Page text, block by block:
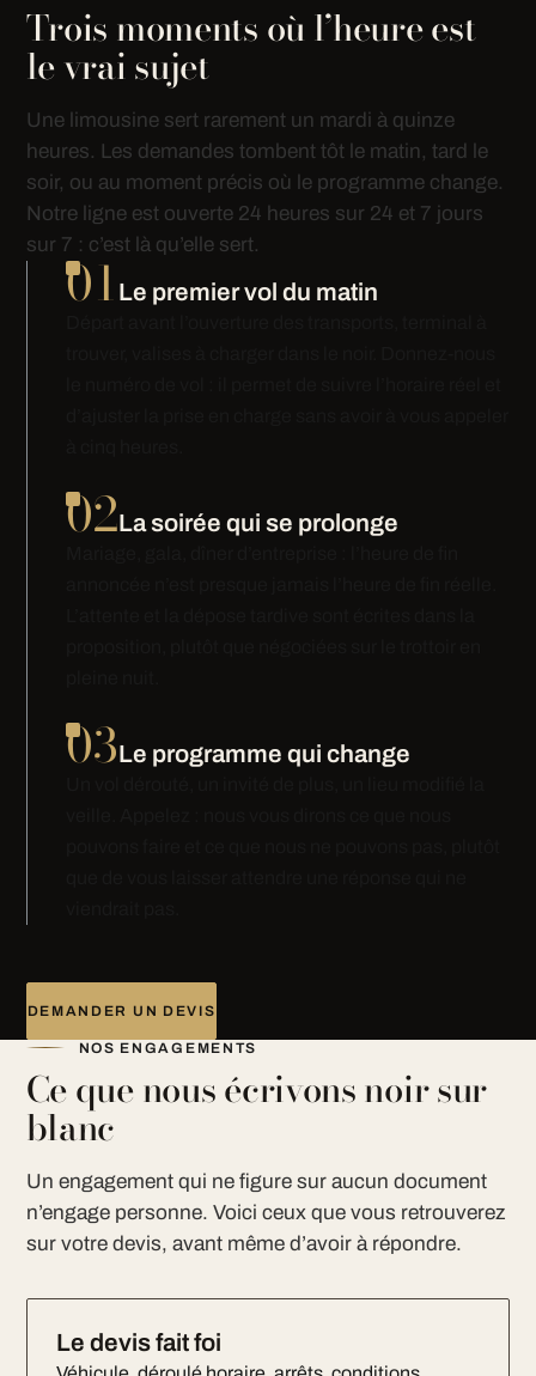
Trois moments où l’heure est
le vrai sujet
Une limousine sert rarement un mardi à quinze
heures. Les demandes tombent tôt le matin, tard le
soir, ou au moment précis où le programme change.
Notre ligne est ouverte 24 heures sur 24 et 7 jours
sur 7 : c’est là qu’elle sert.
01 Le premier vol du matin
02La soirée qui se prolonge
03Le programme qui change
DEMANDER UN DEVIS
NOS ENGAGEMENTS
Ce que nous écrivons noir sur
blanc
Un engagement qui ne figure sur aucun document
n’engage personne. Voici ceux que vous retrouverez
sur votre devis, avant même d’avoir à répondre.
Le devis fait foi